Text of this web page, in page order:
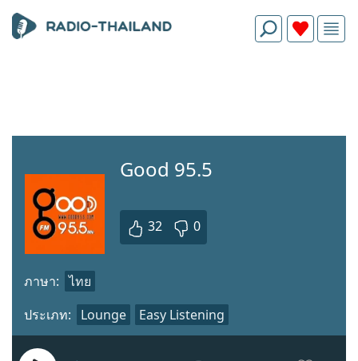
Good 95.5
32 0
ประเภท: Lounge Easy Listening
ภาษา: ไทย